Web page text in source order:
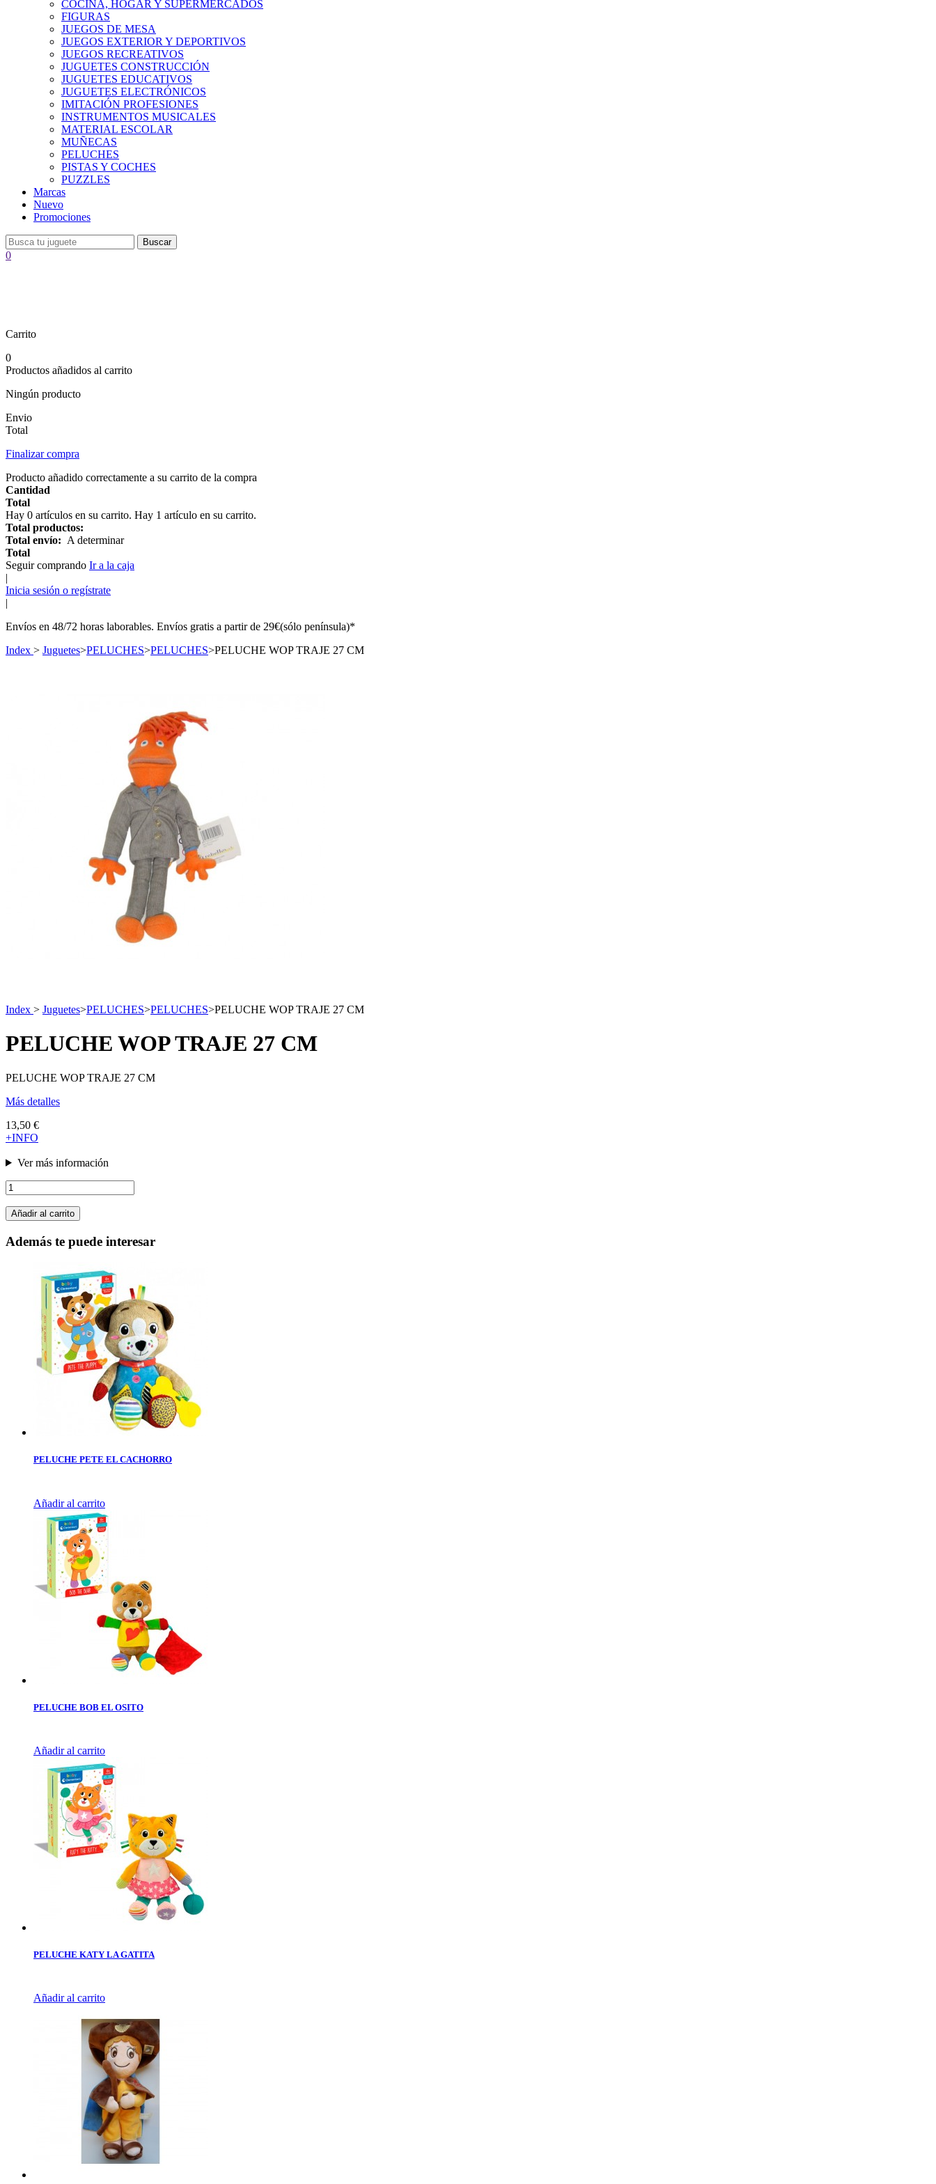
COCINA, HOGAR Y SUPERMERCADOS
FIGURAS
JUEGOS DE MESA
JUEGOS EXTERIOR Y DEPORTIVOS
JUEGOS RECREATIVOS
JUGUETES CONSTRUCCIÓN
JUGUETES EDUCATIVOS
JUGUETES ELECTRÓNICOS
IMITACIÓN PROFESIONES
INSTRUMENTOS MUSICALES
MATERIAL ESCOLAR
MUÑECAS
PELUCHES
PISTAS Y COCHES
PUZZLES
Marcas
Nuevo
Promociones
Buscar
0
Carrito
0
Productos añadidos al carrito
Ningún producto
Envio
Total
Finalizar compra
Producto añadido correctamente a su carrito de la compra
Cantidad
Total
Hay 0 artículos en su carrito. Hay 1 artículo en su carrito.
Total productos:
Total envío: A determinar
Total
Seguir comprando Ir a la caja
|
Inicia sesión o regístrate
|
Envíos en 48/72 horas laborables. Envíos gratis a partir de 29€(sólo península)*
Index > Juguetes>PELUCHES>PELUCHES>PELUCHE WOP TRAJE 27 CM
Index > Juguetes>PELUCHES>PELUCHES>PELUCHE WOP TRAJE 27 CM
PELUCHE WOP TRAJE 27 CM
PELUCHE WOP TRAJE 27 CM
Más detalles
13,50 €
+INFO
Ver más información
Añadir al carrito
Además te puede interesar
PELUCHE PETE EL CACHORRO
Añadir al carrito
PELUCHE BOB EL OSITO
Añadir al carrito
PELUCHE KATY LA GATITA
Añadir al carrito